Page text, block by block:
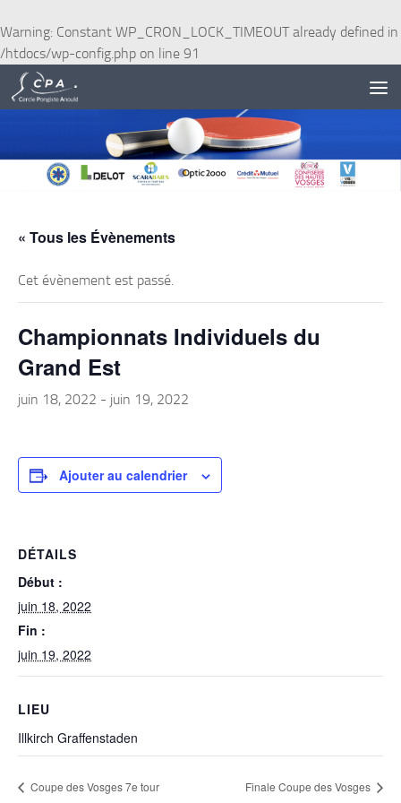
Warning: Constant WP_CRON_LOCK_TIMEOUT already defined in
/htdocs/wp-config.php on line 91
Skip to content
« Tous les Évènements
Cet évènement est passé.
Championnats Individuels du
Grand Est
juin 18, 2022 - juin 19, 2022
Ajouter au calendrier
DÉTAILS
Début :
juin 18, 2022
Fin :
juin 19, 2022
LIEU
Illkirch Graffenstaden
Coupe des Vosges 7e tour Finale Coupe des Vosges